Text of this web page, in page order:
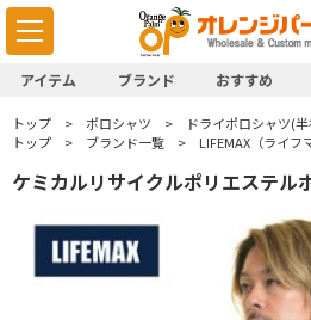
アイテム ブランド おすすめ
トップ ポロシャツ ドライポロシャツ(
トップ
ブランド一覧 LIFEMAX（ライフ
ケミカルリサイクルポリエステル